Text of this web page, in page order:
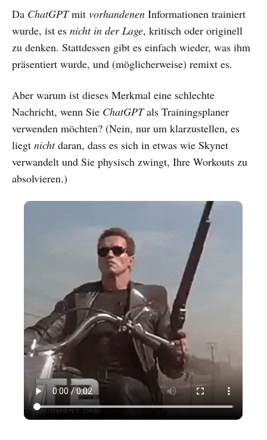
Da ChatGPTmit vorhandenen Informationen trainiert
wurde, ist es nicht in der Lage, kritisch oder originell
zu denken. Stattdessen gibt es einfach wieder, was ihm
präsentiert wurde, und (möglicherweise) remixt es.
Aber warum ist dieses Merkmal eine schlechte
Nachricht, wenn Sie ChatGPTals Trainingsplaner
verwenden möchten? (Nein, nur um klarzustellen, es
liegt nichtdaran, dass es sich in etwas wie Skynet
verwandelt und Sie physisch zwingt, Ihre Workouts zu
absolvieren.)